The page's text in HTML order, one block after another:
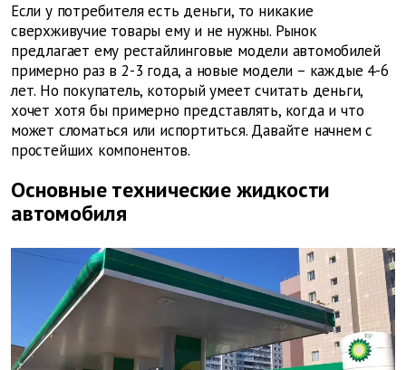
Если у потребителя есть деньги, то никакие
сверхживучие товары ему и не нужны. Рынок
предлагает ему рестайлинговые модели автомобилей
примерно раз в 2-3 года, а новые модели – каждые 4-6
лет. Но покупатель, который умеет считать деньги,
хочет хотя бы примерно представлять, когда и что
может сломаться или испортиться. Давайте начнем с
простейших компонентов.
Основные технические жидкости
автомобиля